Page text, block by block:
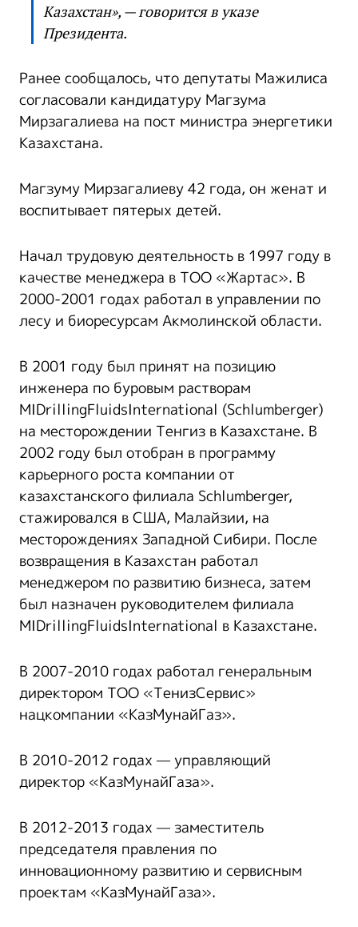
Казахстан», — говорится в указе
Президента.
Ранее сообщалось, что депутаты Мажилиса
согласовали кандидатуру Магзума
Мирзагалиева на пост министра энергетики
Казахстана.
Магзуму Мирзагалиеву 42 года, он женат и
воспитывает пятерых детей.
Начал трудовую деятельность в 1997 году в
качестве менеджера в ТОО «Жартас». В
2000-2001 годах работал в управлении по
лесу и биоресурсам Акмолинской области.
В 2001 году был принят на позицию
инженера по буровым растворам
MIDrillingFluidsInternational (Schlumberger)
на месторождении Тенгиз в Казахстане. В
2002 году был отобран в программу
карьерного роста компании от
казахстанского филиала Schlumberger,
стажировался в США, Малайзии, на
месторождениях Западной Сибири. После
возвращения в Казахстан работал
менеджером по развитию бизнеса, затем
был назначен руководителем филиала
MIDrillingFluidsInternational в Казахстане.
В 2007-2010 годах работал генеральным
директором ТОО «ТенизСервис»
нацкомпании «КазМунайГаз».
В 2010-2012 годах — управляющий
директор «КазМунайГаза».
В 2012-2013 годах — заместитель
председателя правления по
инновационному развитию и сервисным
проектам «КазМунайГаза».